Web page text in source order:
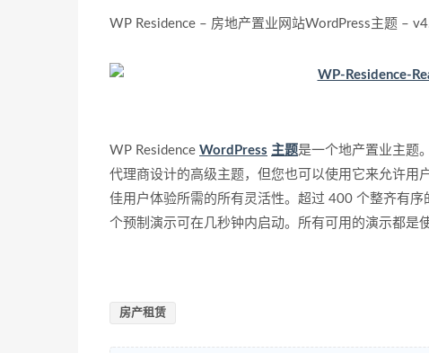
WP Residence – 房地产置业网站WordPress主题 –
WP Residence WordPress 主题是一个地产置业主题
代理商设计的高级主题，但您也可以使用它来允许用
佳用户体验所需的所有灵活性。超过 400 个整齐有
个预制演示可在几秒钟内启动。所有可用的演示都是
房产租赁